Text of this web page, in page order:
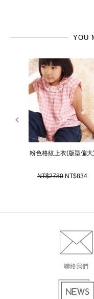
YOU
粉色格紋上衣(版型偏大
NT$2780 NT$834
聯絡我們